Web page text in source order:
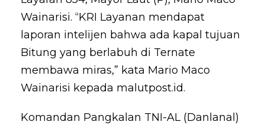
Wainarisi. “KRI Layanan mendapat
laporan intelijen bahwa ada kapal tujuan
Bitung yang berlabuh di Ternate
membawa miras,” kata Mario Maco
Wainarisi kepada malutpost.id.
Komandan Pangkalan TNI-AL (Danlanal)